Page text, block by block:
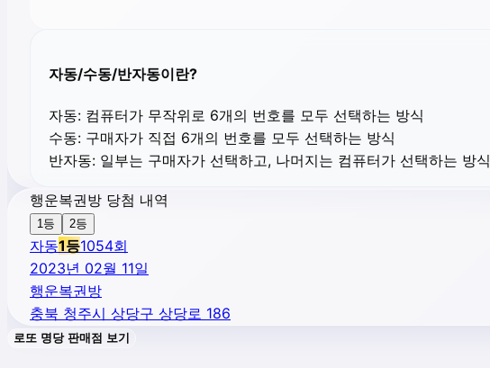
자동/수동/반자동이란?
자동: 컴퓨터가 무작위로 6개의 번호를 모두 선택하는 방식
수동: 구매자가 직접 6개의 번호를 모두 선택하는 방식
반자동: 일부는 구매자가 선택하고, 나머지는 컴퓨터가 선택하는 방식
행운복권방 당첨 내역
1등 2등
자동1등1054회
2023년 02월 11일
행운복권방
충북 청주시 상당구 상당로 186
로또 명당 판매점 보기